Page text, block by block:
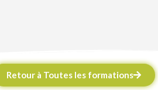
Retour à Toutes les formations